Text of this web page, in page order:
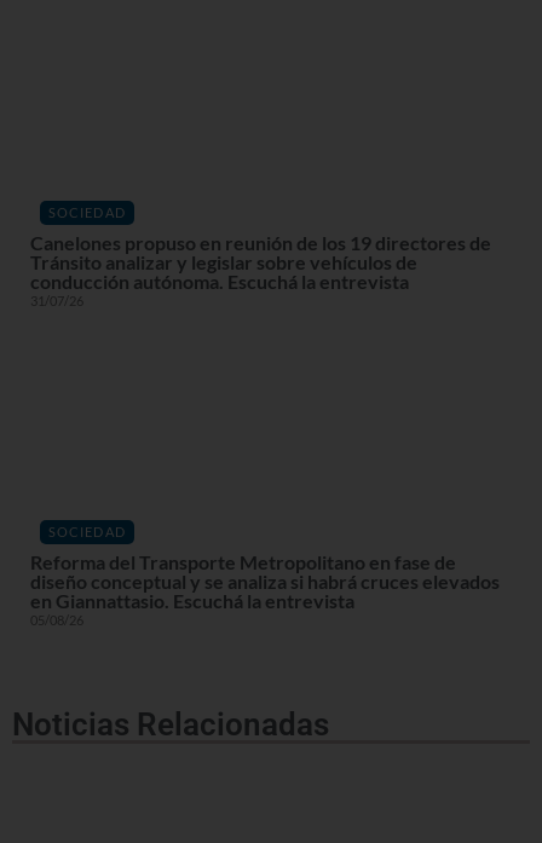
SOCIEDAD
Canelones propuso en reunión de los 19 directores de
Tránsito analizar y legislar sobre vehículos de
conducción autónoma. Escuchá la entrevista
31/07/26
SOCIEDAD
Reforma del Transporte Metropolitano en fase de
diseño conceptual y se analiza si habrá cruces elevados
en Giannattasio. Escuchá la entrevista
05/08/26
Noticias Relacionadas